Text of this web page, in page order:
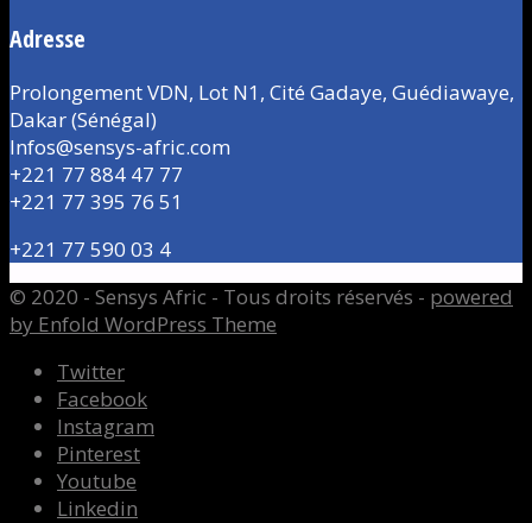
Adresse
Prolongement VDN, Lot N1, Cité Gadaye, Guédiawaye,
Dakar (Sénégal)
Infos@sensys-afric.com
+221 77 884 47 77
+221 77 395 76 51
+221 77 590 03 4
© 2020 - Sensys Afric - Tous droits réservés - powered
by Enfold WordPress Theme
Twitter
Facebook
Instagram
Pinterest
Youtube
Linkedin